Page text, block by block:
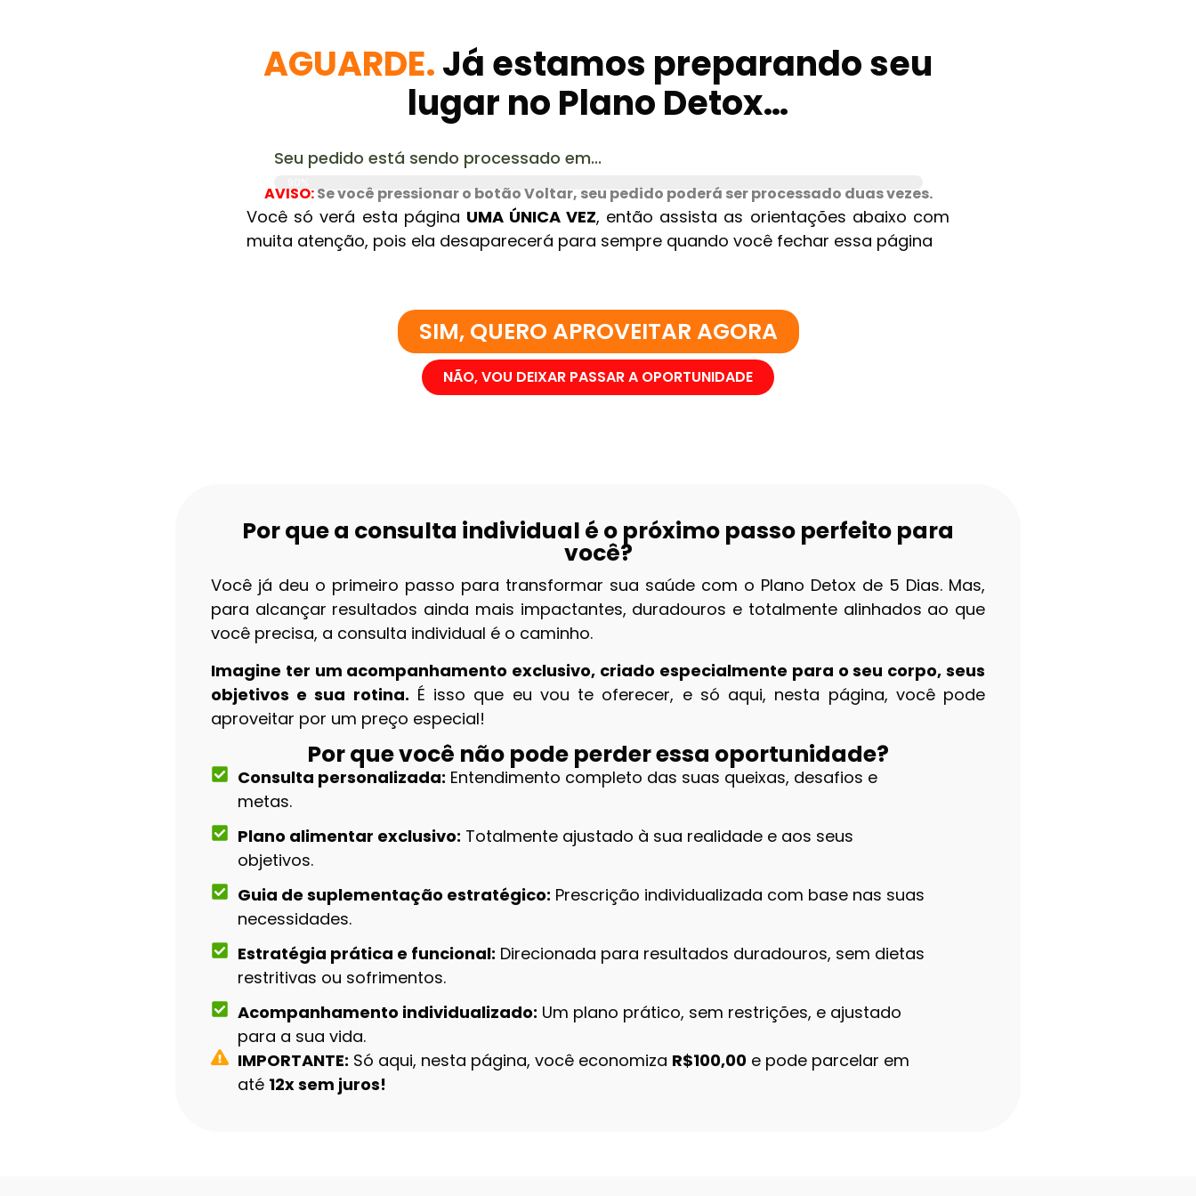
AGUARDE.Já estamos preparando seu
lugar no Plano Detox…
Seu pedido está sendo processado em...
AVISO:Se você pressionar o botão Voltar, seu pedido poderá ser processado duas vezes.
Você só verá esta página UMA ÚNICA VEZ, então assista as orientações abaixo com
muita atenção, pois ela desaparecerá para sempre quando você fechar essa página
SIM, QUERO APROVEITAR AGORA
NÃO, VOU DEIXAR PASSAR A OPORTUNIDADE
Por que a consulta individual é o próximo passo perfeito para
você?
Você já deu o primeiro passo para transformar sua saúde com o Plano Detox de 5 Dias. Mas,
para alcançar resultados ainda mais impactantes, duradouros e totalmente alinhados ao que
você precisa, a consulta individual é o caminho.
Imagine ter um acompanhamento exclusivo, criado especialmente para o seu corpo, seus
objetivos e sua rotina. É isso que eu vou te oferecer, e só aqui, nesta página, você pode
aproveitar por um preço especial!
Por que você não pode perder essa oportunidade?
Consulta personalizada: Entendimento completo das suas queixas, desafios e
metas.
Plano alimentar exclusivo: Totalmente ajustado à sua realidade e aos seus
objetivos.
Guia de suplementação estratégico: Prescrição individualizada com base nas suas
necessidades.
Estratégia prática e funcional: Direcionada para resultados duradouros, sem dietas
restritivas ou sofrimentos.
Acompanhamento individualizado: Um plano prático, sem restrições, e ajustado
para a sua vida.
IMPORTANTE: Só aqui, nesta página, você economiza R$100,00 e pode parcelar em
até 12x sem juros!